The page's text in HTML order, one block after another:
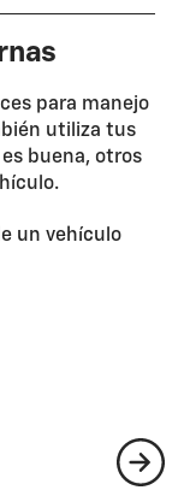
para manejo
utiliza tus
buena, otros